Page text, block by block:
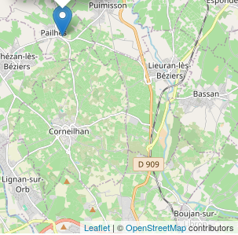
Leaflet | ©OpenStreetMapcontributors